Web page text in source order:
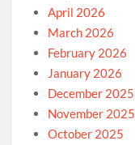
April 2026
March 2026
February 2026
January 2026
December 2025
November 2025
October 2025